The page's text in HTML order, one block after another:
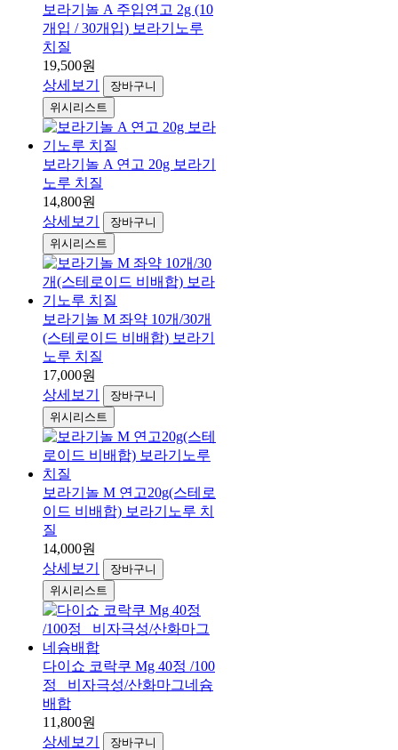
보라기놀 A 주입연고 2g (10
개입 / 30개입) 보라기노루
치질
19,500원
상세보기
장바구니
위시리스트
보라기놀 A 연고 20g 보라기
노루 치질
14,800원
상세보기
장바구니
위시리스트
보라기놀 M 좌약 10개/30개
(스테로이드 비배합) 보라기
노루 치질
17,000원
상세보기
장바구니
위시리스트
보라기놀 M 연고20g(스테로
이드 비배합) 보라기노루 치
질
14,000원
상세보기
장바구니
위시리스트
다이쇼 코락쿠 Mg 40정 /100
정 _비자극성/산화마그네슘
배합
11,800원
상세보기
장바구니